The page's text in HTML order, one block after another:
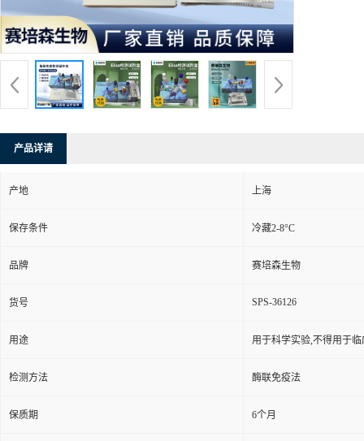
产品详请
产地 上海
保存条件 冷藏2-8°C
品牌 赛培森生物
货号 SPS-36126
用途 用于科学实验,不得用于临
检测方法 酶联免疫法
保质期 6个月